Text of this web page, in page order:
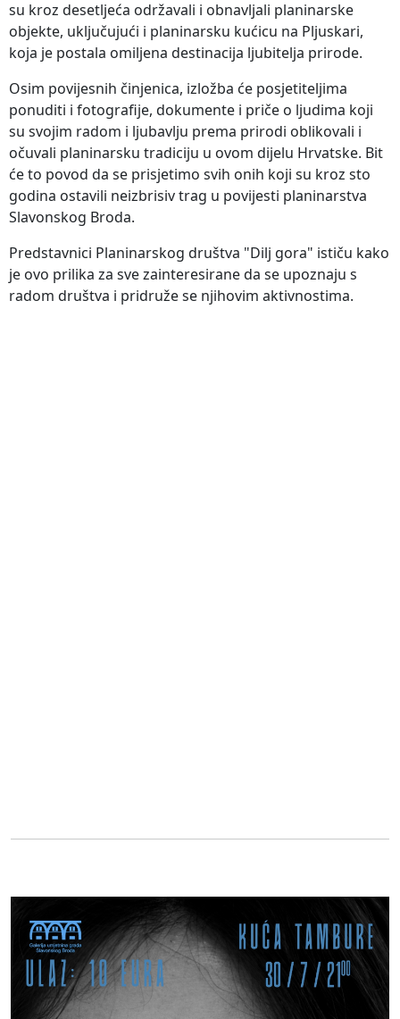
su kroz desetljeća održavali i obnavljali planinarske
objekte, uključujući i planinarsku kućicu na Pljuskari,
koja je postala omiljena destinacija ljubitelja prirode.
Osim povijesnih činjenica, izložba će posjetiteljima
ponuditi i fotografije, dokumente i priče o ljudima koji
su svojim radom i ljubavlju prema prirodi oblikovali i
očuvali planinarsku tradiciju u ovom dijelu Hrvatske. Bit
će to povod da se prisjetimo svih onih koji su kroz sto
godina ostavili neizbrisiv trag u povijesti planinarstva
Slavonskog Broda.
Predstavnici Planinarskog društva "Dilj gora" ističu kako
je ovo prilika za sve zainteresirane da se upoznaju s
radom društva i pridruže se njihovim aktivnostima.